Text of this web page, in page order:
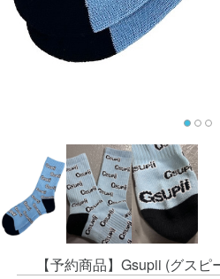
【予約商品】Gsupii (グス